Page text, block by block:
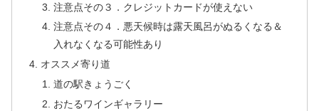
注意点その３．クレジットカードが使えない
注意点その４．悪天候時は露天風呂がぬるくなる＆
入れなくなる可能性あり
オススメ寄り道
道の駅きょうごく
おたるワインギャラリー